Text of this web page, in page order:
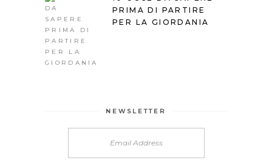
PRIMA DI PARTIRE
PER LA GIORDANIA
NEWSLETTER